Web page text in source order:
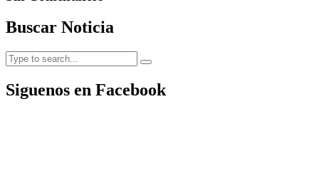
Buscar Noticia
Siguenos en Facebook